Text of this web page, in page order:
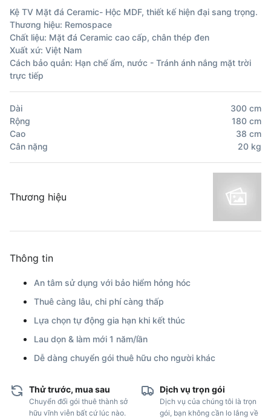
Kệ TV Mặt đá Ceramic- Hộc MDF, thiết kế hiện đại sang trọng.
Thương hiệu: Remospace
Chất liệu: Mặt đá Ceramic cao cấp, chân thép đen
Xuất xứ: Việt Nam
Cách bảo quản: Hạn chế ẩm, nước - Tránh ánh nắng mặt trời
trực tiếp
Dài 300 cm
Rộng
180 cm
Cao
38 cm
Cân nặng
20 kg
Thương hiệu
Thông tin
An tâm sử dụng với bảo hiểm hỏng hóc
Thuê càng lâu, chi phí càng thấp
Lựa chọn tự động gia hạn khi kết thúc
Lau dọn & làm mới 1 năm/lần
Dễ dàng chuyển gói thuê hữu cho người khác
Thử trước, mua sau
Chuyển đổi gói thuê thành sở
hữu vĩnh viễn bất cứ lúc nào.
Dịch vụ trọn gói
Dịch vụ của chúng tôi là trọn
gói, bạn không cần lo lắng về